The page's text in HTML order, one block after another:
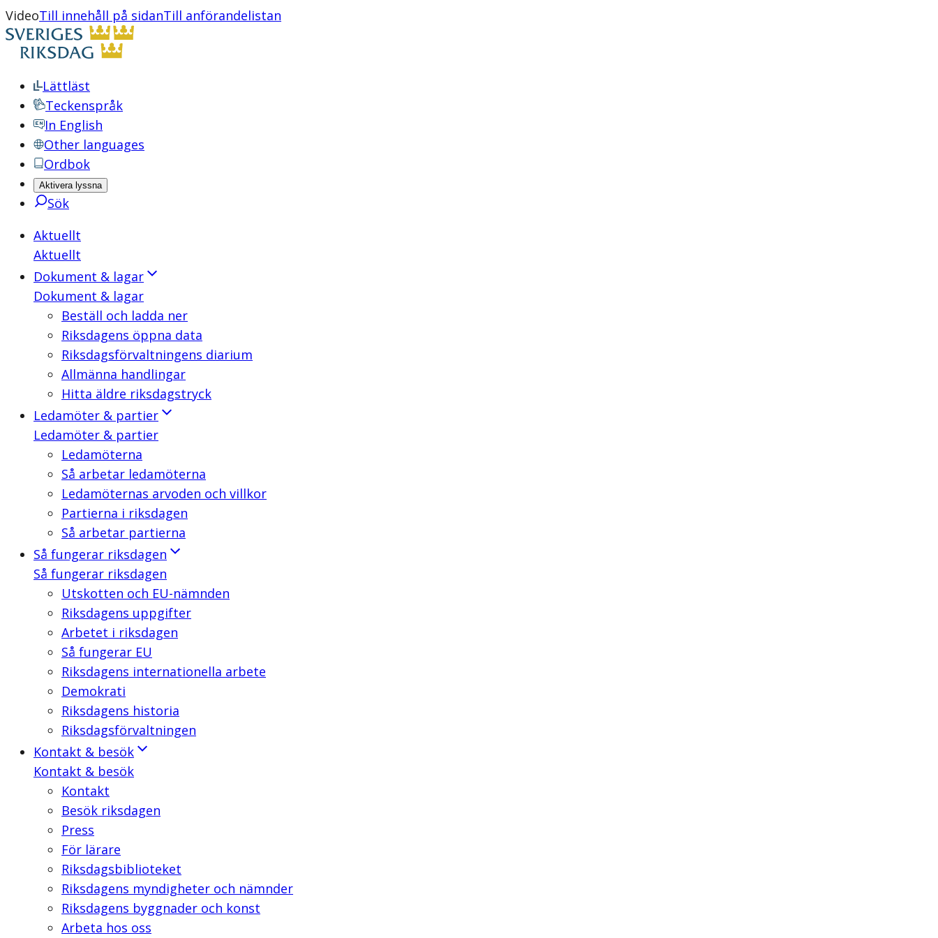
VideoTill innehåll på sidanTill anförandelistan
Lättläst
Teckenspråk
In English
Other languages
Ordbok
Aktivera lyssna
Sök
Aktuellt
Aktuellt
Dokument & lagar
Dokument & lagar
Beställ och ladda ner
Riksdagens öppna data
Riksdagsförvaltningens diarium
Allmänna handlingar
Hitta äldre riksdagstryck
Ledamöter & partier
Ledamöter & partier
Ledamöterna
Så arbetar ledamöterna
Ledamöternas arvoden och villkor
Partierna i riksdagen
Så arbetar partierna
Så fungerar riksdagen
Så fungerar riksdagen
Utskotten och EU-nämnden
Riksdagens uppgifter
Arbetet i riksdagen
Så fungerar EU
Riksdagens internationella arbete
Demokrati
Riksdagens historia
Riksdagsförvaltningen
Kontakt & besök
Kontakt & besök
Kontakt
Besök riksdagen
Press
För lärare
Riksdagsbiblioteket
Riksdagens myndigheter och nämnder
Riksdagens byggnader och konst
Arbeta hos oss